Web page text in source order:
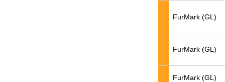
FurMark (GL)
FurMark (GL)
FurMark (GL)